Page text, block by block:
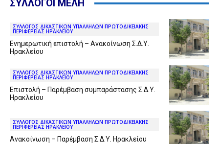
ΣΥΛΛΟΓΟΙ ΜΕΛΗ
ΣΥΛΛΟΓΟΣ ΔΙΚΑΣΤΙΚΩΝ ΥΠΑΛΛΗΛΩΝ ΠΡΩΤΟΔΙΚΕΙΑΚΗΣ
ΠΕΡΙΦΕΡΕΙΑΣ ΗΡΑΚΛΕΙΟΥ
Ενημερωτική επιστολή – Ανακοίνωση Σ.Δ.Υ.
Ηρακλείου
ΣΥΛΛΟΓΟΣ ΔΙΚΑΣΤΙΚΩΝ ΥΠΑΛΛΗΛΩΝ ΠΡΩΤΟΔΙΚΕΙΑΚΗΣ
ΠΕΡΙΦΕΡΕΙΑΣ ΗΡΑΚΛΕΙΟΥ
Επιστολή – Παρέμβαση συμπαράστασης Σ.Δ.Υ.
Ηρακλείου
ΣΥΛΛΟΓΟΣ ΔΙΚΑΣΤΙΚΩΝ ΥΠΑΛΛΗΛΩΝ ΠΡΩΤΟΔΙΚΕΙΑΚΗΣ
ΠΕΡΙΦΕΡΕΙΑΣ ΗΡΑΚΛΕΙΟΥ
Ανακοίνωση – Παρέμβαση Σ.Δ.Υ. Ηρακλείου